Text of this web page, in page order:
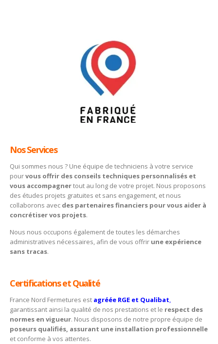
Nos Services
Qui sommes nous ? Une équipe de techniciens à votre service
pourvous offrir des conseils techniques personnalisés et
vous accompagnertout au long de votre projet. Nous proposons
des études projets gratuites et sans engagement, et nous
collaborons avec des partenaires financiers pour vous aider à
concrétiser vos projets.
Nous nous occupons également de toutes les démarches
administratives nécessaires, afin de vous offrir une expérience
sans tracas.
Certifications et Qualité
France Nord Fermetures est agréée RGE et Qualibat,
garantissant ainsi la qualité de nos prestations et le respect des
normes en vigueur. Nous disposons de notre propre équipe de
poseurs qualifiés, assurant une installation professionnelle
et conforme à vos attentes.